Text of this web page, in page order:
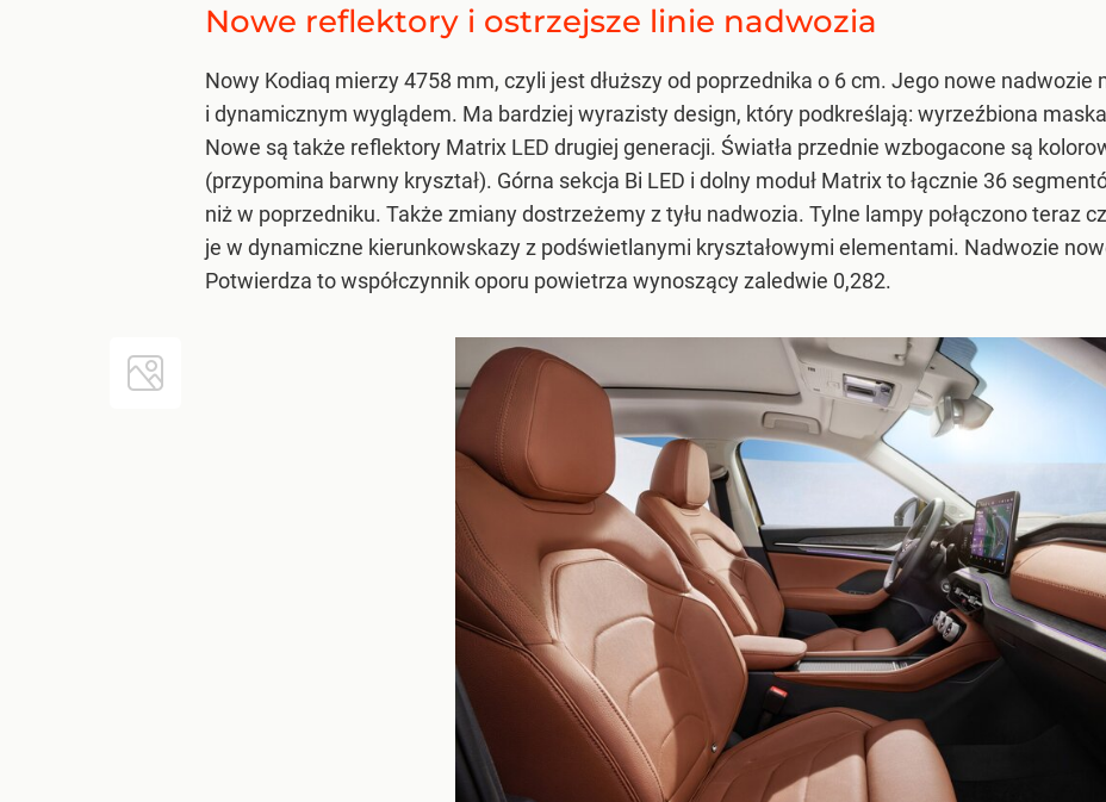
Nowe reflektory i ostrzejsze linie nadwozia
Nowy Kodiaq mierzy 4758 mm, czyli jest dłuższy od poprzednika o 6 cm. Jego nowe
i dynamicznym wyglądem. Ma bardziej wyrazisty design, który podkreślają: wyrzeźbiona
Nowe są także reflektory Matrix LED drugiej generacji. Światła przednie wzbogacone są
(przypomina barwny kryształ). Górna sekcja Bi LED i dolny moduł Matrix to łącznie 36
niż w poprzedniku. Także zmiany dostrzeżemy z tyłu nadwozia. Tylne lampy połączono teraz
je w dynamiczne kierunkowskazy z podświetlanymi kryształowymi elementami. Nadwozie
Potwierdza to współczynnik oporu powietrza wynoszący zaledwie 0,282.